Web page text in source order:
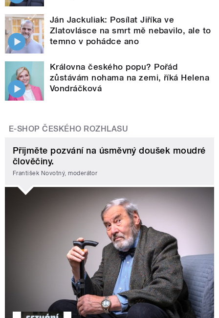
Ján Jackuliak: Posílat Jiříka ve
Zlatovlásce na smrt mě nebavilo, ale to
temno v pohádce ano
Královna českého popu? Pořád
zůstávám nohama na zemi, říká Helena
Vondráčková
E-SHOP ČESKÉHO ROZHLASU
Přijměte pozvání na úsměvný doušek moudré
člověčiny.
František Novotný, moderátor